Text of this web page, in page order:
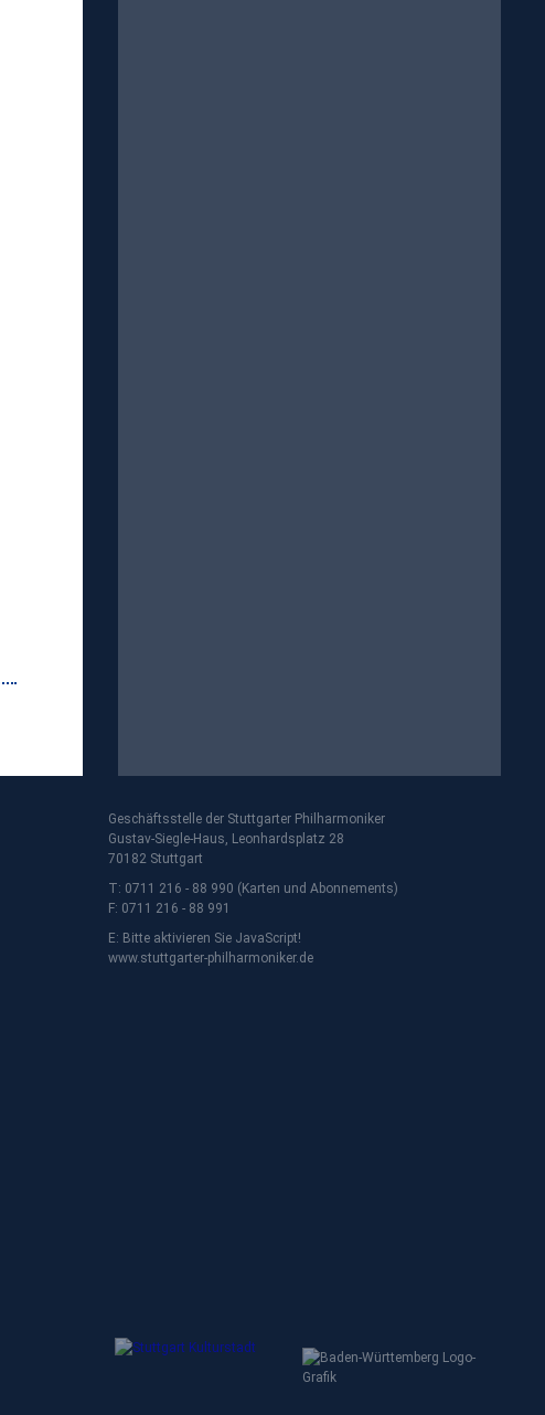
Geschäftsstelle der Stuttgarter Philharmoniker
Gustav-Siegle-Haus, Leonhardsplatz 28
70182 Stuttgart
T: 0711 216 - 88 990 (Karten und Abonnements)
F: 0711 216 - 88 991
E: Bitte aktivieren Sie JavaScript!
www.stuttgarter-philharmoniker.de